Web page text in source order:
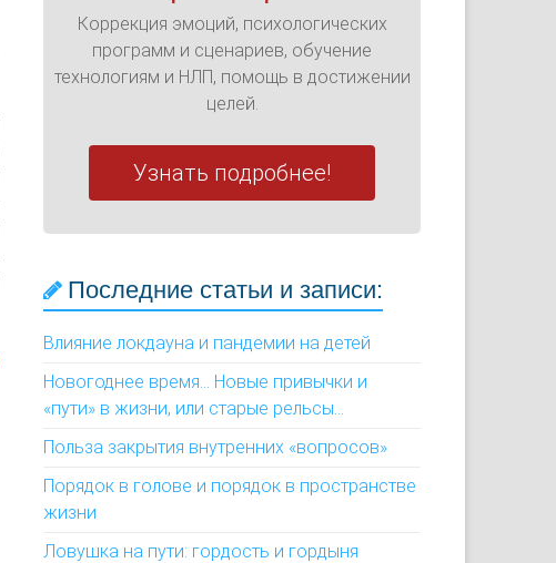
Коррекция эмоций, психологических
программ и сценариев, обучение
технологиям и НЛП, помощь в достижении
целей.
Узнать подробнее!
Последние статьи и записи:
Влияние локдауна и пандемии на детей
Новогоднее время... Новые привычки и
«пути» в жизни, или старые рельсы...
Польза закрытия внутренних «вопросов»
Порядок в голове и порядок в пространстве
жизни
Ловушка на пути: гордость и гордыня